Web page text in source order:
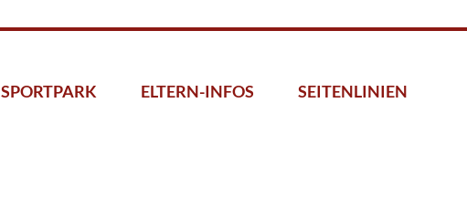
SPORTPARK ELTERN-INFOS SEITENLINIEN